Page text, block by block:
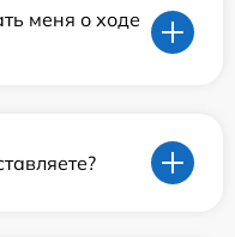
меня о ходе